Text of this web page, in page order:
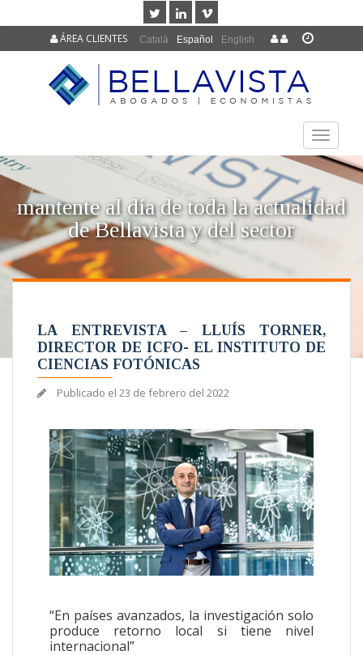
Català Español English
ÁREA CLIENTES
TOGGLE
mantente al día de toda la actualidad
de Bellavista y del sector
LA ENTREVISTA – LLUÍS TORNER,
DIRECTOR DE ICFO- EL INSTITUTO DE
CIENCIAS FOTÓNICAS
Publicado el 23 de febrero del 2022
“En países avanzados, la investigación solo
produce retorno local si tiene nivel
internacional”